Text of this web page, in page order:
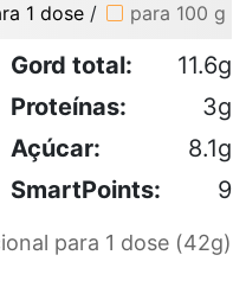
1 dose / para 100 g
Gord total:
11.6g
Proteínas:
3g
Açúcar:
8.1g
SmartPoints: 9
para 1 dose (42g)